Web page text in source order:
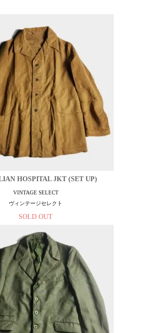
HOSPITAL JKT (SET UP)
VINTAGE SELECT
ヴィンテージセレクト
SOLD OUT